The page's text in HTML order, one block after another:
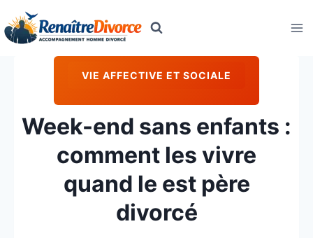
Aller
au
VIE AFFECTIVE ET SOCIALE
Week-end sans enfants :
comment les vivre
quand le est père
divorcé